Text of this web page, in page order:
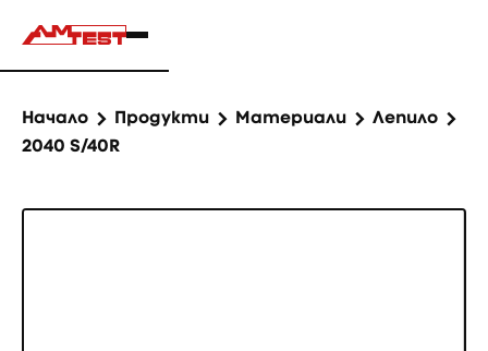
Начало Продукти Материали
Лепило
2040 S/40R